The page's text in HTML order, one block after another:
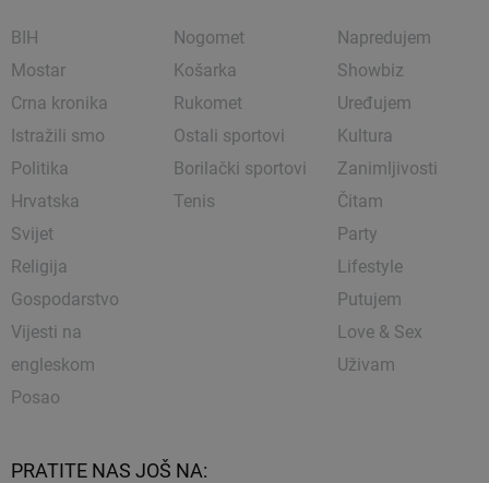
BIH
Mostar
Crna kronika
Istražili smo
Politika
Hrvatska
Svijet
Religija
Gospodarstvo
Vijesti na
engleskom
Posao
Nogomet
Košarka
Rukomet
Ostali sportovi
Borilački sportovi
Tenis
Napredujem
Showbiz
Uređujem
Kultura
Zanimljivosti
Čitam
Party
Lifestyle
Putujem
Love & Sex
Uživam
PRATITE NAS JOŠ NA: